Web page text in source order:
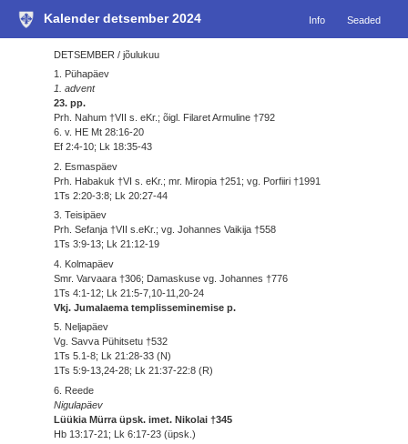
Kalender detsember 2024 Info Seaded
DETSEMBER / jõulukuu
1. Pühapäev
1. advent
23. pp.
Prh. Nahum †VII s. eKr.; õigl. Filaret Armuline †792
6. v. HE Mt 28:16-20
Ef 2:4-10; Lk 18:35-43
2. Esmaspäev
Prh. Habakuk †VI s. eKr.; mr. Miropia †251; vg. Porfiiri †1991
1Ts 2:20-3:8; Lk 20:27-44
3. Teisipäev
Prh. Sefanja †VII s.eKr.; vg. Johannes Vaikija †558
1Ts 3:9-13; Lk 21:12-19
4. Kolmapäev
Smr. Varvaara †306; Damaskuse vg. Johannes †776
1Ts 4:1-12; Lk 21:5-7,10-11,20-24
Vkj. Jumalaema templisseminemise p.
5. Neljapäev
Vg. Savva Pühitsetu †532
1Ts 5.1-8; Lk 21:28-33 (N)
1Ts 5:9-13,24-28; Lk 21:37-22:8 (R)
6. Reede
Nigulapäev
Lüükia Mürra üpsk. imet. Nikolai †345
Hb 13:17-21; Lk 6:17-23 (üpsk.)